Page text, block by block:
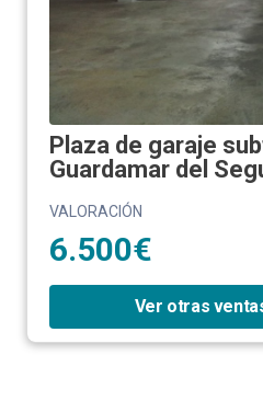
Plaza de garaje
Guardamar del
VALORACIÓN
6.500€
Ver otras